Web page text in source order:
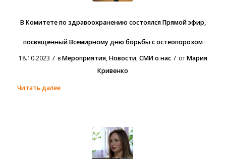
В Комитете по здравоохранению состоялся Прямой эфир,
посвященный Всемирному дню борьбы с остеопорозом
18.10.2023 / вМероприятия,Новости,СМИ о нас / отМария
Кривенко
Читать далее